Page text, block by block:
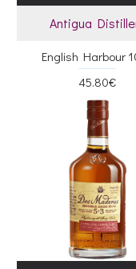
Antigua
English Harbour
45.80€